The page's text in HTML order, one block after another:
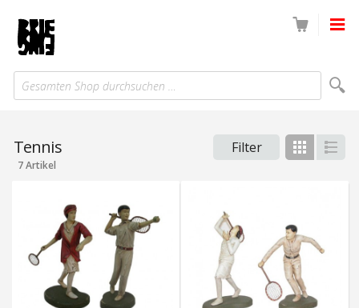
Gesamten Shop durchsuchen …
Tennis Filter Gitter
7 Artikel